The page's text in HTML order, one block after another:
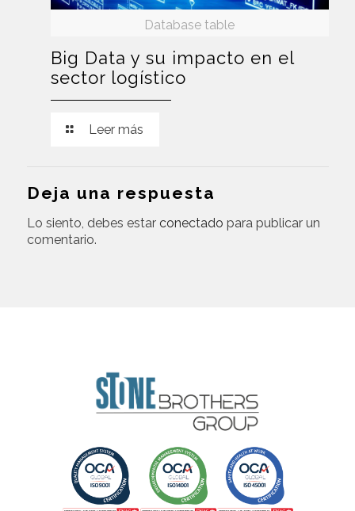
Database table
Big Data y su impacto en el
sector logístico
Leer más
Deja una respuesta
Lo siento, debes estar conectado para publicar un
comentario.